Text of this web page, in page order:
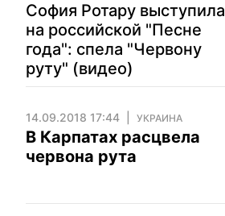
София Ротару выступила
на российской "Песне
года": спела "Червону
руту" (видео)
14.09.2018 17:44 УКРАИНА
В Карпатах расцвела
червона рута